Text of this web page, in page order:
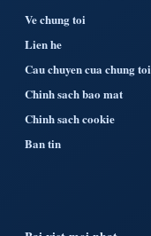
Ve chung toi
Lien he
Cau chuyen cua chung toi
Chinh sach bao mat
Chinh sach cookie
Ban tin